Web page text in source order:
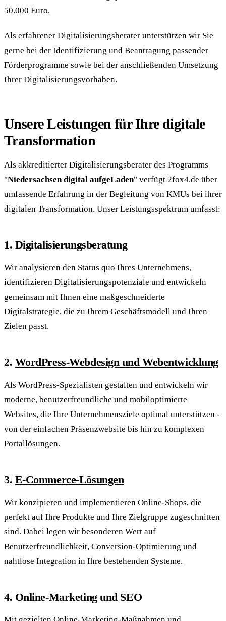
50.000 Euro.
Als erfahrener Digitalisierungsberater unterstützen wir Sie
gerne bei der Identifizierung und Beantragung passender
Förderprogramme sowie bei der anschließenden Umsetzung
Ihrer Digitalisierungsvorhaben.
Unsere Leistungen für Ihre digitale
Transformation
Als akkreditierter Digitalisierungsberater des Programms
"Niedersachsen digital aufgeLaden" verfügt 2fox4.de über
umfassende Erfahrung in der Begleitung von KMUs bei ihrer
digitalen Transformation. Unser Leistungsspektrum umfasst:
1. Digitalisierungsberatung
Wir analysieren den Status quo Ihres Unternehmens,
identifizieren Digitalisierungspotenziale und entwickeln
gemeinsam mit Ihnen eine maßgeschneiderte
Digitalstrategie, die zu Ihrem Geschäftsmodell und Ihren
Zielen passt.
2. WordPress-Webdesign und Webentwicklung
Als WordPress-Spezialisten gestalten und entwickeln wir
moderne, benutzerfreundliche und mobiloptimierte
Websites, die Ihre Unternehmensziele optimal unterstützen -
von der einfachen Präsenzwebsite bis hin zu komplexen
Portallösungen.
3. E-Commerce-Lösungen
Wir konzipieren und implementieren Online-Shops, die
perfekt auf Ihre Produkte und Ihre Zielgruppe zugeschnitten
sind. Dabei legen wir besonderen Wert auf
Benutzerfreundlichkeit, Conversion-Optimierung und
nahtlose Integration in Ihre bestehenden Systeme.
4. Online-Marketing und SEO